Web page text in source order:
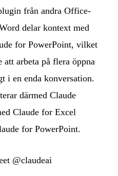
från andra Office-
delar kontext med
for PowerPoint, vilket
arbeta på flera öppna
i en enda konversation.
därmed Claude
Claude for Excel
for PowerPoint.
@claudeai